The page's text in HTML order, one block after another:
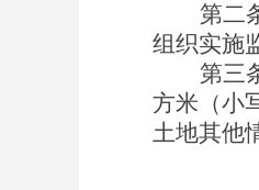
第二
组织实施
第三
方米（小
土地其他